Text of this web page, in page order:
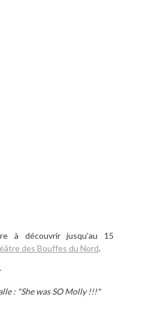
à découvrir jusqu’au 15
des Bouffes du Nord.
: "She was SO Molly !!!"